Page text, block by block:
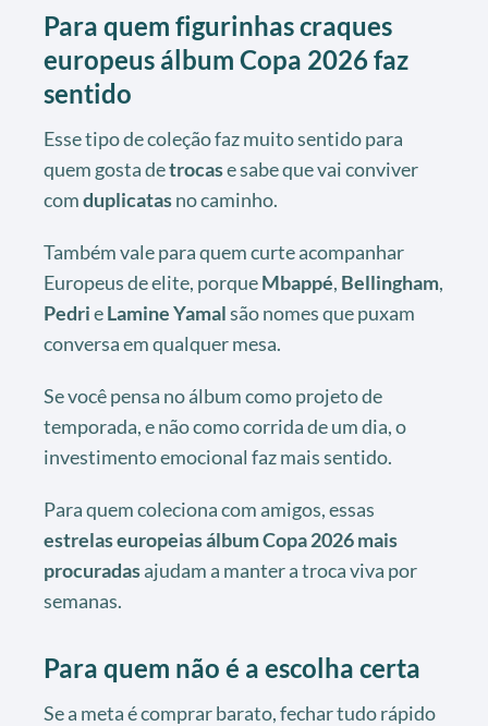
Para quem figurinhas craques
europeus álbum Copa 2026 faz
sentido
Esse tipo de coleção faz muito sentido para
quem gosta detrocase sabe que vai conviver
comduplicatasno caminho.
Também vale para quem curte acompanhar
Europeus de elite, porqueMbappé, Bellingham,
PedrieLamine Yamalsão nomes que puxam
conversa em qualquer mesa.
Se você pensa no álbum como projeto de
temporada, e não como corrida de um dia, o
investimento emocional faz mais sentido.
Para quem coleciona com amigos, essas
estrelas europeias álbum Copa 2026 mais
procuradasajudam a manter a troca viva por
semanas.
Para quem não é a escolha certa
Se a meta é comprar barato, fechar tudo rápido